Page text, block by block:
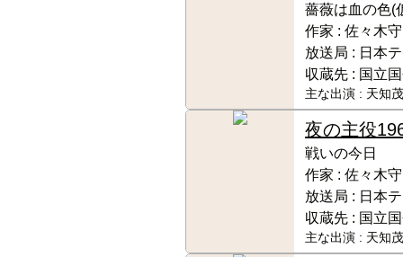
薔薇は血の色(
作家 : 佐々木守
放送局 : 日本
収蔵先 : 国立
主な出演 : 天知
夜の主役
戦いの今日
作家 : 佐々木守
放送局 : 日本
収蔵先 : 国立
主な出演 : 天知